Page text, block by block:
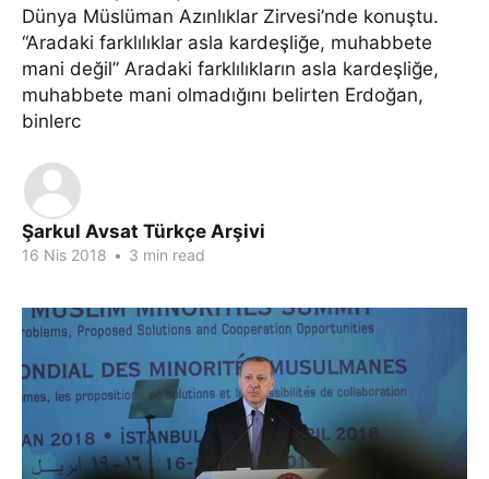
Dünya Müslüman Azınlıklar Zirvesi’nde konuştu.
“Aradaki farklılıklar asla kardeşliğe, muhabbete
mani değil” Aradaki farklılıkların asla kardeşliğe,
muhabbete mani olmadığını belirten Erdoğan,
binlerc
Şarkul Avsat Türkçe Arşivi
16 Nis 2018 • 3 min read